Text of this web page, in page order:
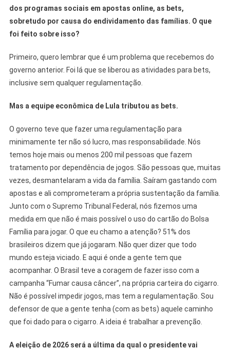
dos programas sociais em apostas online, as bets,
sobretudo por causa do endividamento das famílias. O que
foi feito sobre isso?
Primeiro, quero lembrar que é um problema que recebemos do
governo anterior. Foi lá que se liberou as atividades para bets,
inclusive sem qualquer regulamentação.
Mas a equipe econômica de Lula tributou as bets.
O governo teve que fazer uma regulamentação para
minimamente ter não só lucro, mas responsabilidade. Nós
temos hoje mais ou menos 200 mil pessoas que fazem
tratamento por dependência de jogos. São pessoas que, muitas
vezes, desmantelaram a vida da família. Saíram gastando com
apostas e ali comprometeram a própria sustentação da família.
Junto com o Supremo Tribunal Federal, nós fizemos uma
medida em que não é mais possível o uso do cartão do Bolsa
Família para jogar. O que eu chamo a atenção? 51% dos
brasileiros dizem que já jogaram. Não quer dizer que todo
mundo esteja viciado. E aqui é onde a gente tem que
acompanhar. O Brasil teve a coragem de fazer isso com a
campanha “Fumar causa câncer”, na própria carteira do cigarro.
Não é possível impedir jogos, mas tem a regulamentação. Sou
defensor de que a gente tenha (com as bets) aquele caminho
que foi dado para o cigarro. A ideia é trabalhar a prevenção.
A eleição de 2026 será a última da qual o presidente vai